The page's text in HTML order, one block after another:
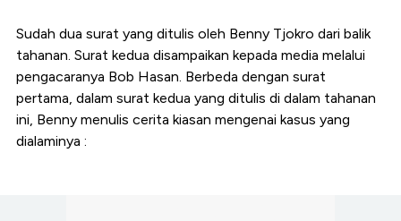
Sudah dua surat yang ditulis oleh Benny Tjokro dari balik
tahanan. Surat kedua disampaikan kepada media melalui
pengacaranya Bob Hasan. Berbeda dengan surat
pertama, dalam surat kedua yang ditulis di dalam tahanan
ini, Benny menulis cerita kiasan mengenai kasus yang
dialaminya :